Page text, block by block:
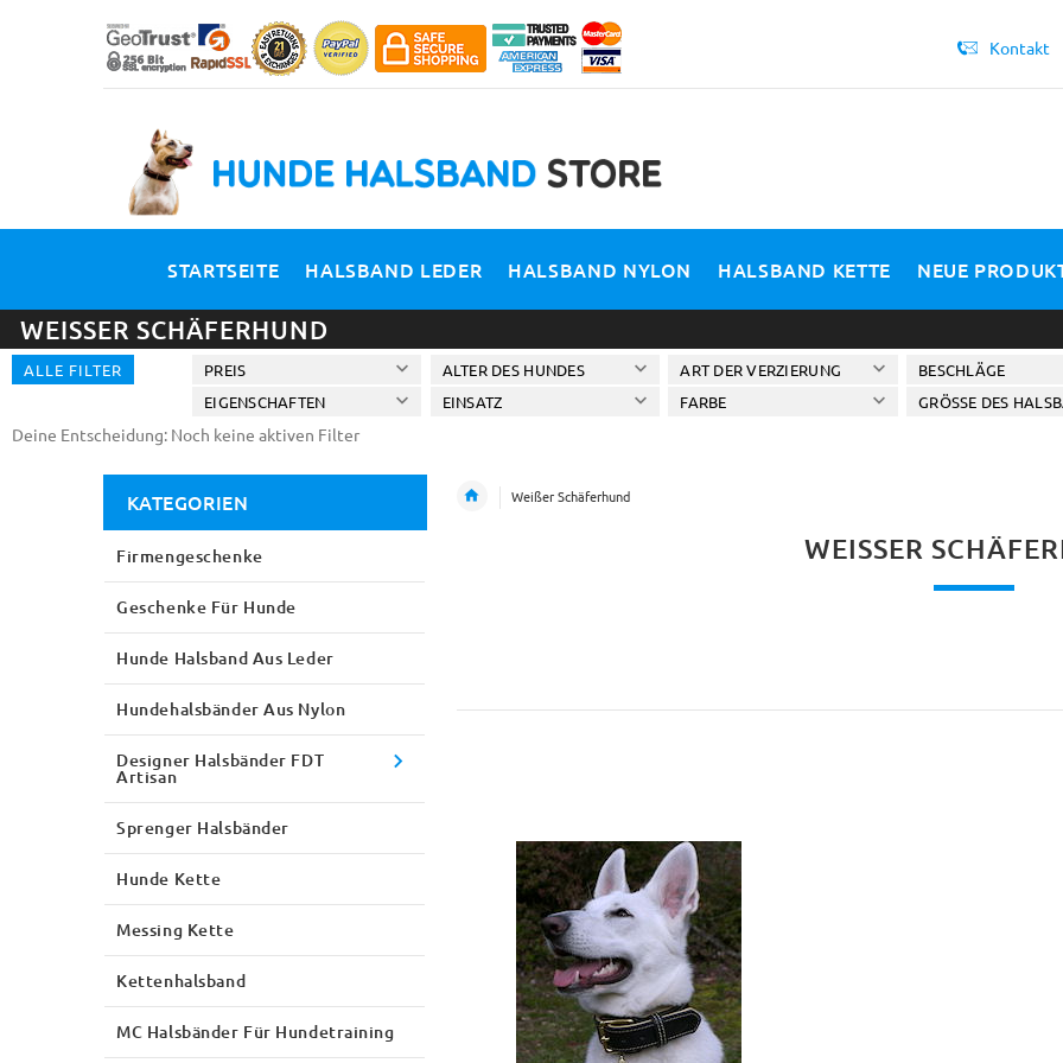
Kontakt
STARTSEITE HALSBAND LEDER HALSBAND NYLON HALSBAND KETTE NEUE
WEISSER SCHÄFERHUND
ALLE FILTER PREIS ALTER DES HUNDES ART DER VERZIERUNG
BESCHLÄGE
EIGENSCHAFTEN
EINSATZ FARBE GRÖSSE DES
Deine Entscheidung: Noch keine aktiven Filter
Weißer Schäferhund
WEISSER
KATEGORIEN
Firmengeschenke
Geschenke Für Hunde
Hunde Halsband Aus Leder
Hundehalsbänder Aus Nylon
Designer Halsbänder FDT
Artisan
Sprenger Halsbänder
Hunde Kette
Messing Kette
Kettenhalsband
MC Halsbänder Für Hundetraining